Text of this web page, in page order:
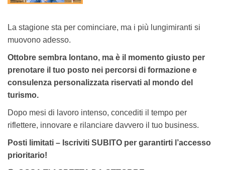
La stagione sta per cominciare, ma i più lungimiranti si
muovono adesso.
Ottobre sembra lontano, ma è il momento giusto per
prenotare il tuo posto nei percorsi di formazione e
consulenza personalizzata riservati al mondo del
turismo.
Dopo mesi di lavoro intenso, concediti il tempo per
riflettere, innovare e rilanciare davvero il tuo business.
Posti limitati – Iscriviti SUBITO per garantirti l’accesso
prioritario!